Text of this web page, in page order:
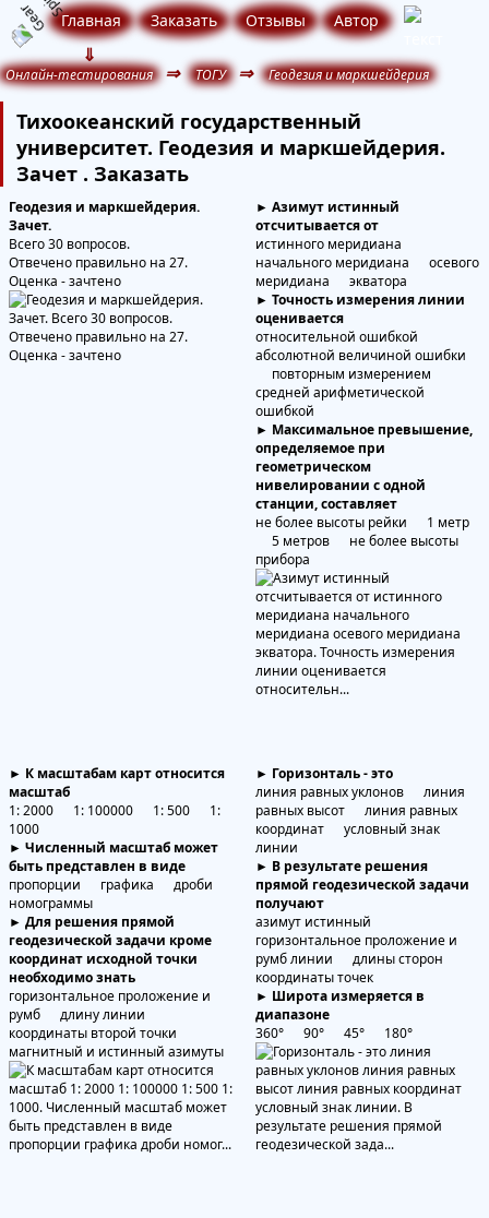
Главная Заказать Отзывы Автор
⇓
Онлайн-тестирования ⇒ ТОГУ ⇒ Геодезия и маркшейдерия
Тихоокеанский государственный
университет. Геодезия и маркшейдерия.
Зачет . Заказать
Геодезия и маркшейдерия.
Зачет.
Всего 30 вопросов.
Отвечено правильно на 27.
Оценка - зачтено
► Азимут истинный
отсчитывается от
истинного меридиана
начального меридиана осевого
меридиана экватора
► Точность измерения линии
оценивается
относительной ошибкой
абсолютной величиной ошибки
повторным измерением
средней арифметической
ошибкой
► Максимальное превышение,
определяемое при
геометрическом
нивелировании с одной
станции, составляет
не более высоты рейки 1 метр
5 метров не более высоты
прибора
► К масштабам карт относится
масштаб
1: 2000 1: 100000 1: 500 1:
1000
► Численный масштаб может
быть представлен в виде
пропорции графика дроби
номограммы
► Для решения прямой
геодезической задачи кроме
координат исходной точки
необходимо знать
горизонтальное проложение и
румб длину линии
координаты второй точки
магнитный и истинный азимуты
► Горизонталь - это
линия равных уклонов линия
равных высот линия равных
координат условный знак
линии
► В результате решения
прямой геодезической задачи
получают
азимут истинный
горизонтальное проложение и
румб линии длины сторон
координаты точек
► Широта измеряется в
диапазоне
360° 90° 45° 180°